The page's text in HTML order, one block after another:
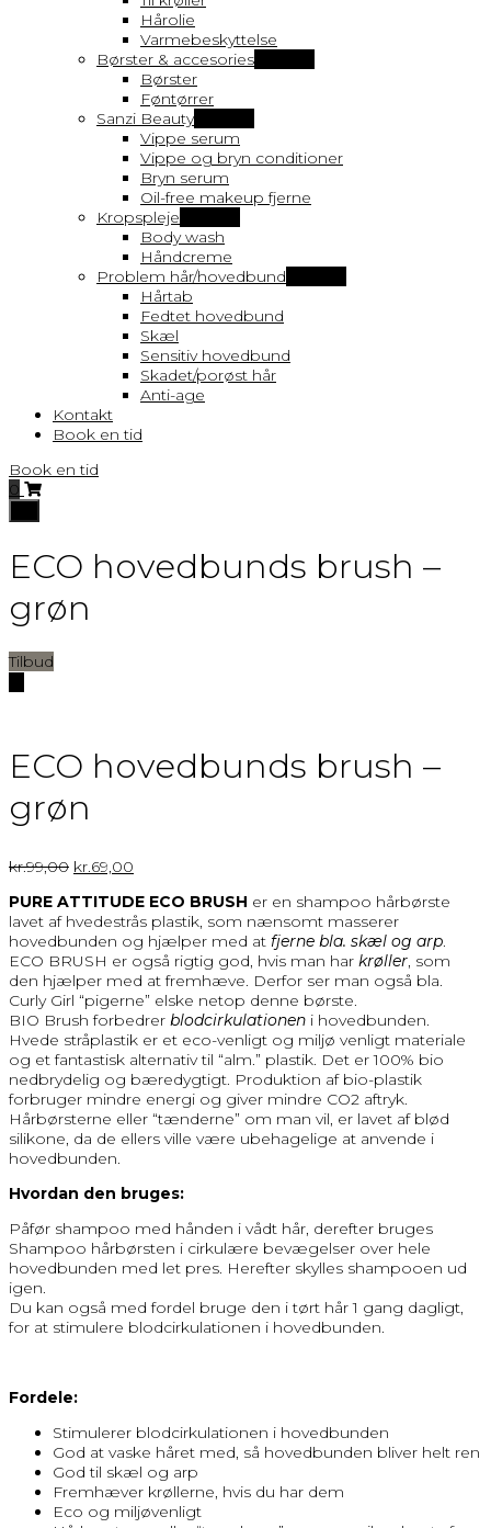
Hårolie
Varmebeskyttelse
Børster & accesories
Børster
Føntørrer
Sanzi Beauty
Vippe serum
Vippe og bryn conditioner
Bryn serum
Oil-free makeup fjerne
Kropspleje
Body wash
Håndcreme
Problem hår/hovedbund
Hårtab
Fedtet hovedbund
Skæl
Sensitiv hovedbund
Skadet/porøst hår
Anti-age
Kontakt
Book en tid
Book en tid
0
navigation
ECO hovedbunds brush –
grøn
Tilbud
ECO hovedbunds brush –
grøn
kr.99,00 kr.69,00
PURE ATTITUDE ECO BRUSH er en shampoo hårbørste
lavet af hvedestrås plastik, som nænsomt masserer
hovedbunden og hjælper med at fjerne bla. skæl og arp.
ECO BRUSH er også rigtig god, hvis man har krøller, som
den hjælper med at fremhæve. Derfor ser man også bla.
Curly Girl “pigerne” elske netop denne børste.
BIO Brush forbedrer blodcirkulationen i hovedbunden.
Hvede stråplastik er et eco-venligt og miljø venligt materiale
og et fantastisk alternativ til “alm.” plastik. Det er 100% bio
nedbrydelig og bæredygtigt. Produktion af bio-plastik
forbruger mindre energi og giver mindre CO2 aftryk.
Hårbørsterne eller “tænderne” om man vil, er lavet af blød
silikone, da de ellers ville være ubehagelige at anvende i
hovedbunden.
Hvordan den bruges:
Påfør shampoo med hånden i vådt hår, derefter bruges
Shampoo hårbørsten i cirkulære bevægelser over hele
hovedbunden med let pres. Herefter skylles shampooen ud
igen.
Du kan også med fordel bruge den i tørt hår 1 gang dagligt,
for at stimulere blodcirkulationen i hovedbunden.
Fordele:
Stimulerer blodcirkulationen i hovedbunden
God at vaske håret med, så hovedbunden bliver helt ren
God til skæl og arp
Fremhæver krøllerne, hvis du har dem
Eco og miljøvenligt